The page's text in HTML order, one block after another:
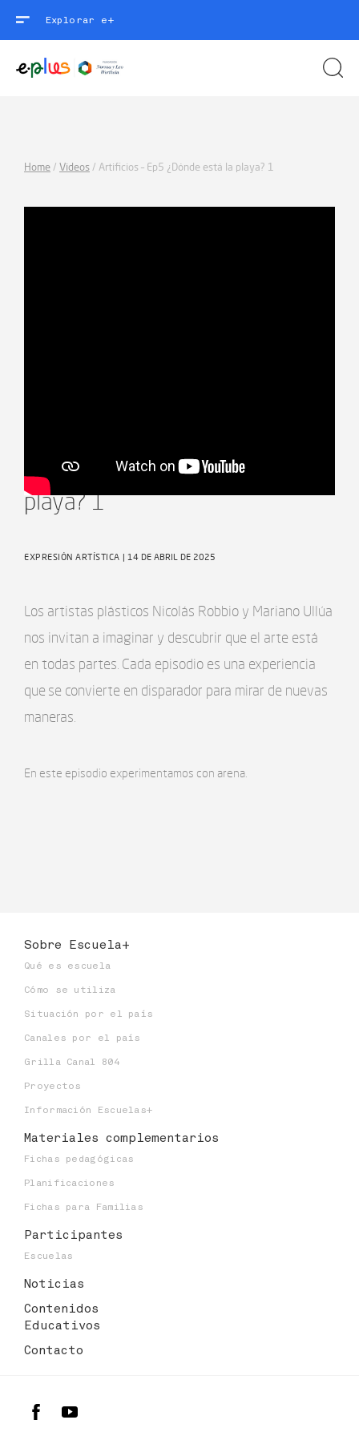
Explorar e+
Home / Videos / Artificios – Ep5 ¿Dónde está la playa? 1
Artificios - Ep5 ¿Dónde está la
playa? 1
EXPRESIÓN ARTÍSTICA | 14 DE ABRIL DE 2025
Los artistas plásticos Nicolás Robbio y Mariano Ullúa
nos invitan a imaginar y descubrir que el arte está
en todas partes. Cada episodio es una experiencia
que se convierte en disparador para mirar de nuevas
maneras.
En este episodio experimentamos con arena.
Sobre Escuela+
Qué es escuela
Cómo se utiliza
Situación por el país
Canales por el país
Grilla Canal 804
Proyectos
Información Escuelas+
Materiales complementarios
Fichas pedagógicas
Planificaciones
Fichas para Familias
Participantes
Escuelas
Noticias
Contenidos
Educativos
Contacto